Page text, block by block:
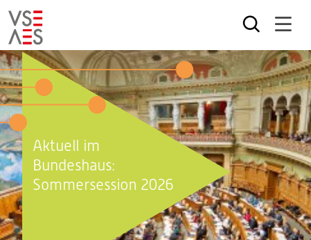
Direkt
zum
Inhalt
Aktuell im
Bundeshaus:
Sommersession 2026